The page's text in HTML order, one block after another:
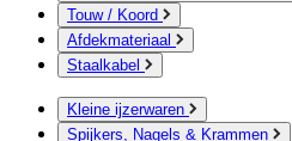
Touw / Koord
Afdekmateriaal
Staalkabel
Kleine ijzerwaren
Spijkers, Nagels & Krammen